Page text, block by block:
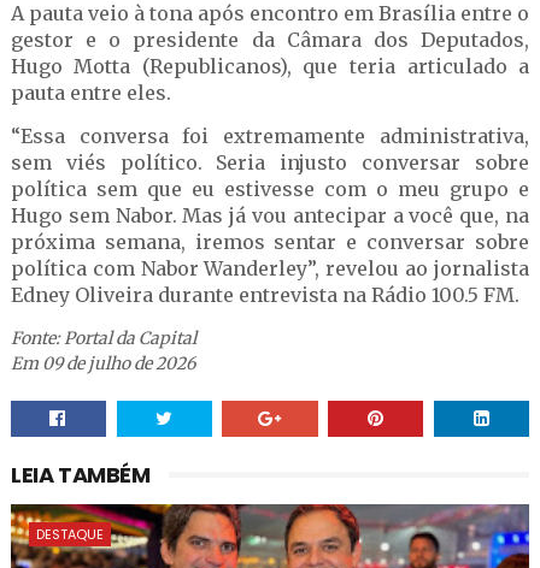
A pauta veio à tona após encontro em Brasília entre o
gestor e o presidente da Câmara dos Deputados,
Hugo Motta (Republicanos), que teria articulado a
pauta entre eles.
“Essa conversa foi extremamente administrativa,
sem viés político. Seria injusto conversar sobre
política sem que eu estivesse com o meu grupo e
Hugo sem Nabor. Mas já vou antecipar a você que, na
próxima semana, iremos sentar e conversar sobre
política com Nabor Wanderley”, revelou ao jornalista
Edney Oliveira durante entrevista na Rádio 100.5 FM.
Fonte: Portal da Capital
Em 09 de julho de 2026
LEIA TAMBÉM
DESTAQUE